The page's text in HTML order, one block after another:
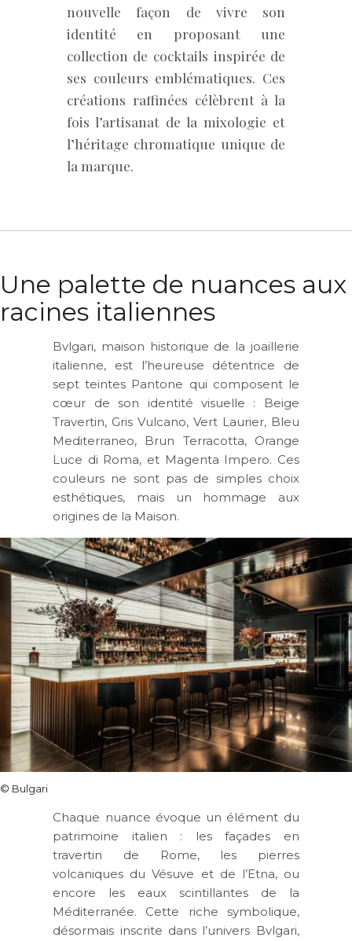
nouvelle façon de vivre son
identité en proposant une
collection de cocktails inspirée de
ses couleurs emblématiques. Ces
créations raffinées célèbrent à la
fois l’artisanat de la mixologie et
l’héritage chromatique unique de
la marque.
Une palette de nuances aux
racines italiennes
Bvlgari, maison historique de la joaillerie
italienne, est l’heureuse détentrice de
sept teintes Pantone qui composent le
cœur de son identité visuelle :
Beige
Travertin, Gris Vulcano, Vert Laurier, Bleu
Mediterraneo, Brun Terracotta, Orange
Luce di Roma, et Magenta Impero. Ces
couleurs ne sont pas de simples choix
esthétiques, mais un hommage aux
origines de la Maison.
© Bulgari
Chaque nuance évoque un élément du
patrimoine italien : les façades en
travertin de Rome, les pierres
volcaniques du Vésuve et de l’Etna, ou
encore les eaux scintillantes de la
Méditerranée. Cette riche symbolique,
désormais inscrite dans l’univers Bvlgari,